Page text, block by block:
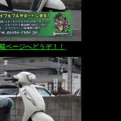
ページへどうぞ！！